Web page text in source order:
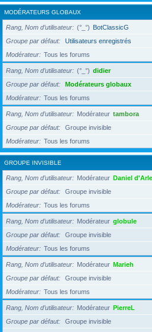
MODÉRATEURS GLOBAUX
Rang, Nom d’utilisateur (°_°) BotClassicG
Groupe par défaut
Utilisateurs enregistrés
Modérateur
Tous les forums
Rang, Nom d’utilisateur (°_°) didier
Groupe par défaut
Modérateurs globaux
Modérateur
Tous les forums
Rang, Nom d’utilisateur Modérateur tambora
Groupe par défaut
Groupe invisible
Modérateur
Tous les forums
GROUPE INVISIBLE
Rang, Nom d’utilisateur Modérateur Daniel
Groupe par défaut
Groupe invisible
Modérateur
Tous les forums
Rang, Nom d’utilisateur Modérateur globule
Groupe par défaut
Groupe invisible
Modérateur
Tous les forums
Rang, Nom d’utilisateur Modérateur Marieh
Groupe par défaut
Groupe invisible
Modérateur
Tous les forums
Rang, Nom d’utilisateur Modérateur PierreL
Groupe par défaut
Groupe invisible